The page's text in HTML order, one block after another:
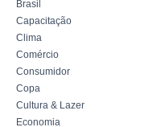
Brasil
Capacitação
Clima
Comércio
Consumidor
Copa
Cultura & Lazer
Economia